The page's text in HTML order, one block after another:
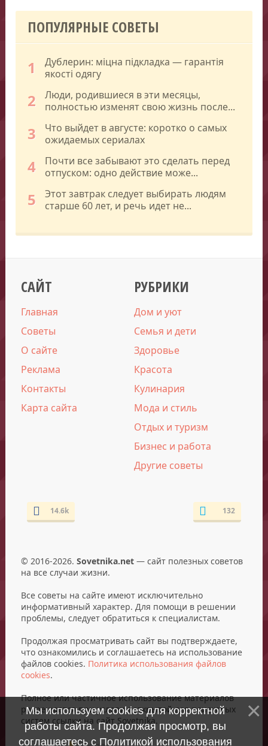
ПОПУЛЯРНЫЕ СОВЕТЫ
1
Дублерин: міцна підкладка — гарантія
якості одягу
2
Люди, родившиеся в эти месяцы,
полностью изменят свою жизнь после...
3
Что выйдет в августе: коротко о самых
ожидаемых сериалах
4
Почти все забывают это сделать перед
отпуском: одно действие може...
5
Этот завтрак следует выбирать людям
старше 60 лет, и речь идет не...
САЙТ
Главная
Советы
О сайте
Реклама
Контакты
Карта сайта
РУБРИКИ
Дом и уют
Семья и дети
Здоровье
Красота
Кулинария
Мода и стиль
Отдых и туризм
Бизнес и работа
Другие советы
14.6k 132
© 2016-2026. Sovetnika.net— сайт полезных советов
на все случаи жизни.
Все советы на сайте имеют исключительно
информативный характер. Для помощи в решении
проблемы, следует обратиться к специалистам.
Продолжая просматривать сайт вы подтверждаете,
что ознакомились и соглашаетесь на использование
файлов cookies. Политика использования файлов
cookies.
Полное или частичное использование материалов
разрешается при условии открытой для поисковых
систем ссылки на сайт Sovetnika.
Мы используем cookies для корректной
работы сайта. Продолжая просмотр, вы
соглашаетесь с Политикой использования